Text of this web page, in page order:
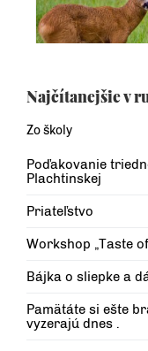
Najčítanejšie v
Zo školy
Poďakovanie
Plachtinskej
Priateľstvo
Workshop „Taste
Bájka o sliepke a
Pamätáte si ešte
vyzerajú dnes .